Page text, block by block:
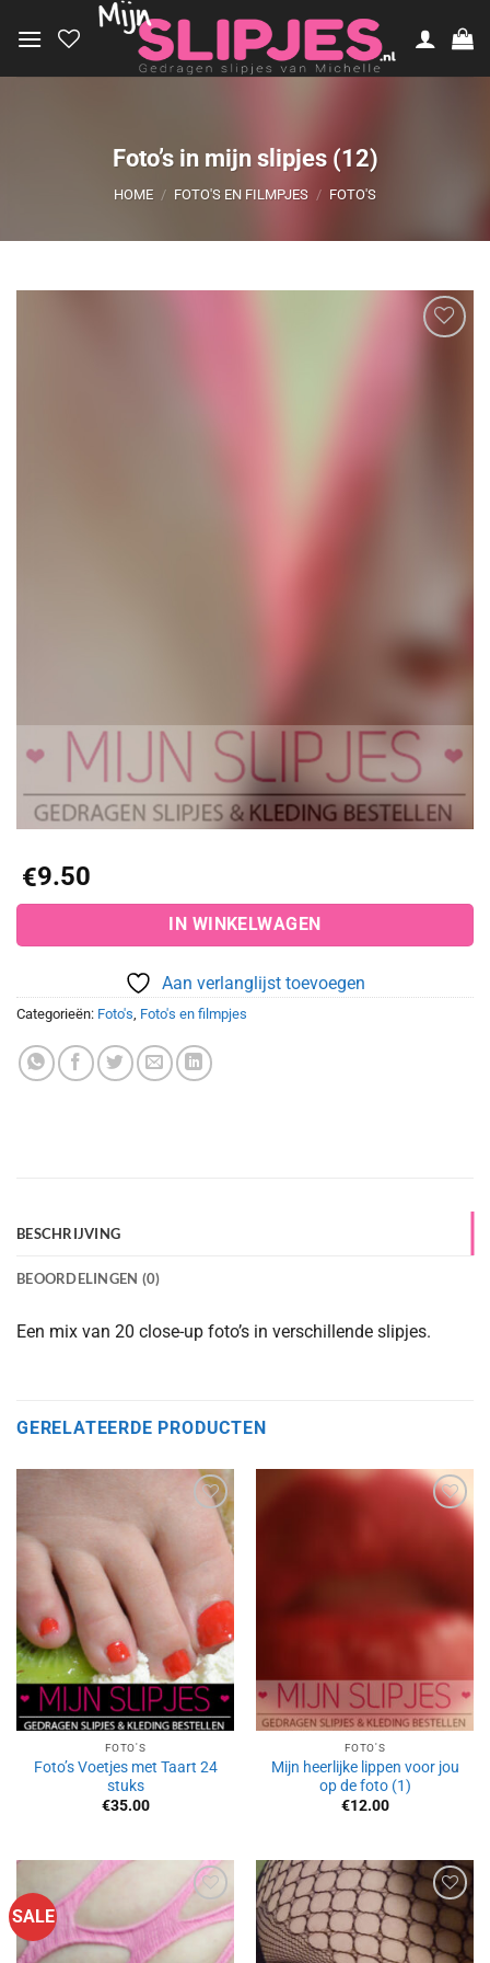
naar
Foto’s in mijn slipjes (12)
HOME / FOTO'S EN FILMPJES / FOTO'S
€9.50
IN WINKELWAGEN
Aan verlanglijst toevoegen
Categorieën: Foto's, Foto's en filmpjes
BESCHRIJVING
BEOORDELINGEN (0)
Een mix van 20 close-up foto’s in verschillende slipjes.
GERELATEERDE PRODUCTEN
FOTO'S
Foto’s Voetjes met Taart 24
stuks
€35.00
FOTO'S
Mijn heerlijke lippen voor jou
op de foto (1)
€12.00
SALE
Aan
verlanglijst
toevoegen
Aan
verlanglijst
toevoegen